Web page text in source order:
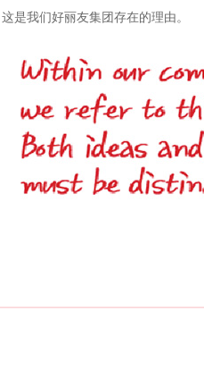
是我们好丽友集团存在的理由。